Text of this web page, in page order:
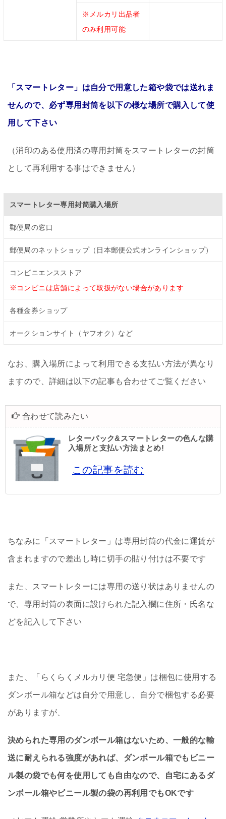
※メルカリ出品者
のみ利用可能
「スマートレター」は自分で用意した箱や袋では送れま
せんので、必ず専用封筒を以下の様な場所で購入して使
用して下さい
（消印のある使用済の専用封筒をスマートレターの封筒
として再利用する事はできません）
スマートレター専用封筒購入場所
郵便局の窓口
郵便局のネットショップ（日本郵便公式オンラインショップ）
コンビニエンスストア
※コンビニは店舗によって取扱がない場合があります
各種金券ショップ
オークションサイト（ヤフオク）など
なお、購入場所によって利用できる支払い方法が異なり
ますので、詳細は以下の記事も合わせてご覧ください
合わせて読みたい
レターパック&スマートレターの色んな購
入場所と支払い方法まとめ!
この記事を読む
ちなみに「スマートレター」は専用封筒の代金に運賃が
含まれますので差出し時に切手の貼り付けは不要です
また、スマートレターには専用の送り状はありませんの
で、専用封筒の表面に設けられた記入欄に住所・氏名な
どを記入して下さい
また、「らくらくメルカリ便 宅急便」は梱包に使用する
ダンボール箱などは自分で用意し、自分で梱包する必要
がありますが、
決められた専用のダンボール箱はないため、一般的な輸
送に耐えられる強度があれば、ダンボール箱でもビニー
ル製の袋でも何を使用しても自由なので、自宅にあるダ
ンボール箱やビニール製の袋の再利用でもOKです